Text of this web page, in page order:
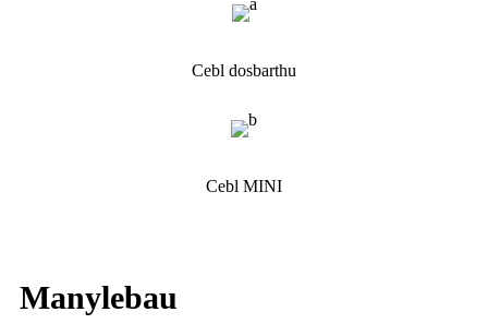
Cebl dosbarthu
Cebl MINI
Manylebau